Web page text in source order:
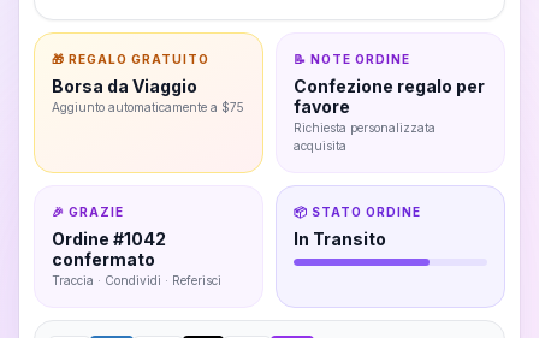
🎁 REGALO GRATUITO
Borsa da Viaggio
Aggiunto automaticamente a $75
📝 NOTE ORDINE
Confezione regalo per
favore
Richiesta personalizzata
acquisita
🎉 GRAZIE
Ordine #1042
confermato
Traccia · Condividi · Referisci
📦 STATO ORDINE
In Transito